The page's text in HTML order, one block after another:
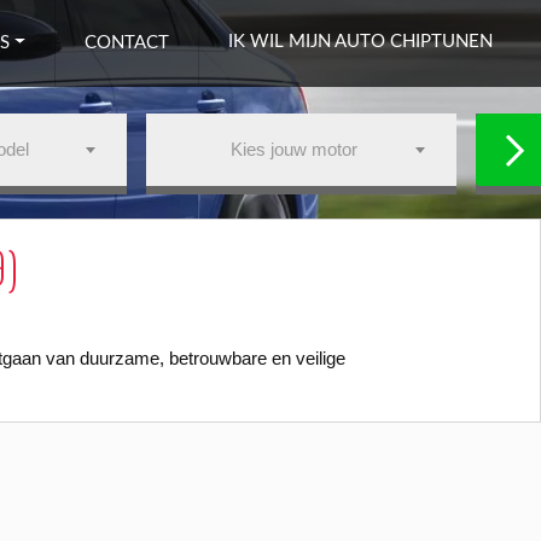
CONTACT IK WIL MIJN AUTO CHIPTUNEN
Kies jouw motor
van duurzame, betrouwbare en veilige